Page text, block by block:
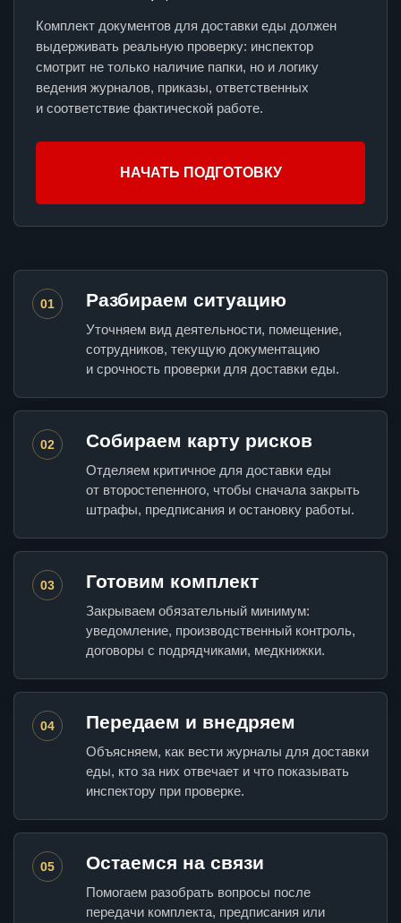
Комплект документов для доставки еды должен
выдерживать реальную проверку: инспектор
смотрит не только наличие папки, но и логику
ведения журналов, приказы, ответственных
и соответствие фактической работе.
НАЧАТЬ ПОДГОТОВКУ
01 Разбираем ситуацию
Уточняем вид деятельности, помещение,
сотрудников, текущую документацию
и срочность проверки для доставки еды.
02 Собираем карту рисков
Отделяем критичное для доставки еды
от второстепенного, чтобы сначала закрыть
штрафы, предписания и остановку работы.
03 Готовим комплект
Закрываем обязательный минимум:
уведомление, производственный контроль,
договоры с подрядчиками, медкнижки.
04 Передаем и внедряем
Объясняем, как вести журналы для доставки
еды, кто за них отвечает и что показывать
инспектору при проверке.
05 Остаемся на связи
Помогаем разобрать вопросы после
передачи комплекта, предписания или